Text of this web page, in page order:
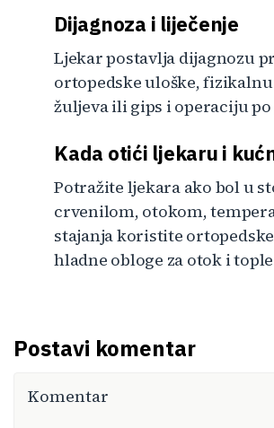
Dijagnoza i liječenje
Ljekar postavlja dijagnozu
ortopedske uloške,
žuljeva ili gips i operaciju
Kada otići ljekaru i
Potražite ljekara ako bol u
crvenilom, otokom,
stajanja koristite
hladne obloge za otok i
Postavi komentar